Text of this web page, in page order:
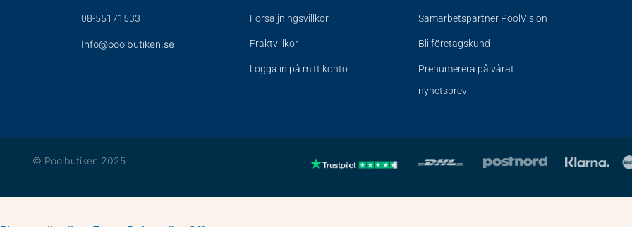
08-55171533
Info@poolbutiken.se
Försäljningsvillkor
Fraktvillkor
Logga in på mitt konto
Samarbetspartner PoolVision
Bli företagskund
Prenumerera på vårat
nyhetsbrev
© Poolbutiken 2025